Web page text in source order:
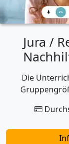
Jura /
Die